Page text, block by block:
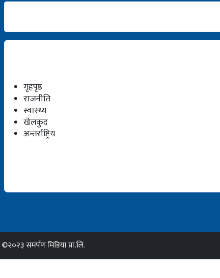
गृहपृष्ठ
राजनीति
स्वास्थ्य
खेलकुद
अन्तर्राष्ट्रिय
©२०२३ समर्पण मिडिया प्रा.लि.